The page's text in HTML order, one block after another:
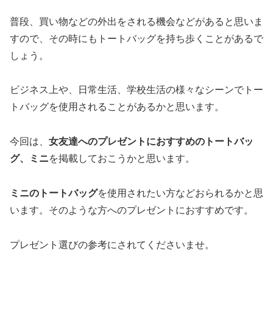
普段、買い物などの外出をされる機会などがあると思いま
すので、その時にもトートバッグを持ち歩くことがあるで
しょう。
ビジネス上や、日常生活、学校生活の様々なシーンでトー
トバッグを使用されることがあるかと思います。
今回は、 女友達へのプレゼントにおすすめのトートバッ
グ、ミニを掲載しておこうかと思います。
ミニのトートバッグを使用されたい方などおられるかと思
います。そのような方へのプレゼントにおすすめです。
プレゼント選びの参考にされてくださいませ。